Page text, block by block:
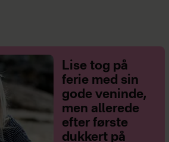
Lise tog på
ferie med sin
gode veninde,
men allerede
efter første
dukkert på